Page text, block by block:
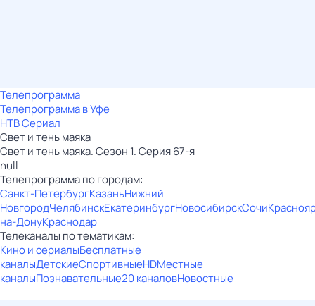
Телепрограмма
Телепрограмма в Уфе
НТВ Сериал
Свет и тень маяка
Свет и тень маяка. Сезон 1. Серия 67-я
null
Телепрограмма по городам:
Санкт-ПетербургКазаньНижний
НовгородЧелябинскЕкатеринбургНовосибирскСочи
на-ДонуКраснодар
Телеканалы по тематикам:
Кино и сериалыБесплатные
каналыДетскиеСпортивныеHDМестные
каналыПознавательные20 каналовНовостные